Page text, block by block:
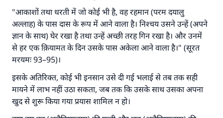
"आकाशों तथा धरती में जो कोई भी है, वह रहमान (परम दयालु
अल्लाह) के पास दास के रूप में आने वाला है। निश्चय उसने उन्हें (अपने
ज्ञान के साथ) घेर रखा है तथा उन्हें अच्छी तरह गिन रखा है। और उनमें
से हर एक क़ियामत के दिन उसके पास अकेला आने वाला है।" (सूरत
मरयमः 93–95)।
इसके अतिरिक्त, कोई भी इनसान उसे दी गई भलाई से तब तक सही
मायने में लाभ नहीं उठा सकता, जब तक कि उसके साथ उसका अपना
खुद से शुरू किया गया प्रयास शामिल न हो।